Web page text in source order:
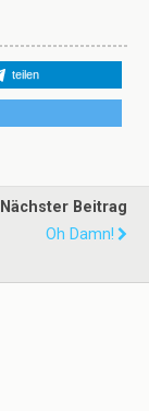
teilen
Nächster Beitrag
Oh Damn!